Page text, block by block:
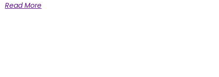
Read More